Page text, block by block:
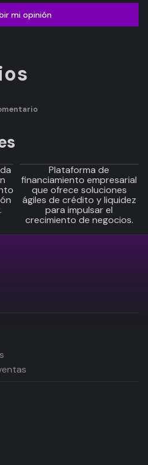
mi opinión
Plataforma de
financiamiento empresarial
que ofrece soluciones
ágiles de crédito y liquidez
para impulsar el
crecimiento de negocios.